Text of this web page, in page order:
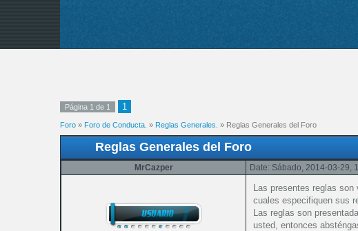
Página 1 de 1 1
Foro » Foro de Conducta. » Reglas Generales. » Reglas Generales del Foro
Reglas Generales del Foro
MrCazper Date: Sábado, 2014-03-29,
Las presentes reglas
cuales especifiquen sus
Las reglas son
usted, entonces